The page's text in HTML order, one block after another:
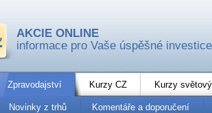
AKCIE ONLINE
informace pro Vaše úspěšné investice
Zpravodajství Kurzy CZ Kurzy
Novinky z trhů Komentáře a doporučení